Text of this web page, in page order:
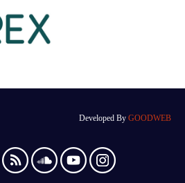
Developed By GOODWEB